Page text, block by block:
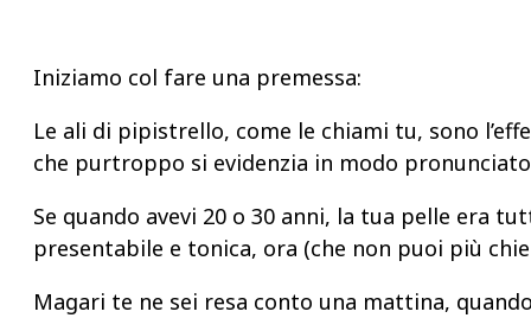
Iniziamo col fare una premessa:
Le ali di pipistrello, come le chiami tu, sono
che purtroppo si evidenzia in modo pronunciato
Se quando avevi 20 o 30 anni, la tua pelle era
presentabile e tonica, ora (che non puoi più
Magari te ne sei resa conto una mattina,